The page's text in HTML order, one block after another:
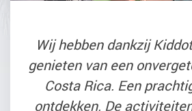
Wij hebben dankzij
genieten van een
Costa Rica. Een
ontdekken. De